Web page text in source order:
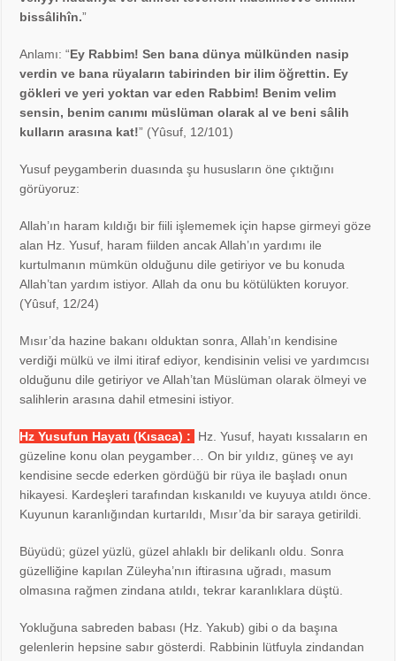
bissâlihîn.”
Anlamı: “Ey Rabbim! Sen bana dünya mülkünden nasip
verdin ve bana rüyaların tabirinden bir ilim öğrettin. Ey
gökleri ve yeri yoktan var eden Rabbim! Benim velim
sensin, benim canımı müslüman olarak al ve beni sâlih
kulların arasına kat!” (Yûsuf, 12/101)
Yusuf peygamberin duasında şu hususların öne çıktığını
görüyoruz:
Allah’ın haram kıldığı bir fiili işlememek için hapse girmeyi göze
alan Hz. Yusuf, haram fiilden ancak Allah’ın yardımı ile
kurtulmanın mümkün olduğunu dile getiriyor ve bu konuda
Allah’tan yardım istiyor.Allah da onu bu kötülükten koruyor.
(Yûsuf, 12/24)
Mısır’da hazine bakanı olduktan sonra, Allah’ın kendisine
verdiği mülkü ve ilmi itiraf ediyor, kendisinin velisi ve yardımcısı
olduğunu dile getiriyor ve Allah’tan Müslüman olarak ölmeyi ve
salihlerin arasına dahil etmesini istiyor.
Hz Yusufun Hayatı (Kısaca) :
Hz. Yusuf, hayatı kıssaların en
güzeline konu olan peygamber… On bir yıldız, güneş ve ayı
kendisine secde ederken gördüğü bir rüya ile başladı onun
hikayesi. Kardeşleri tarafından kıskanıldı ve kuyuya atıldı önce.
Kuyunun karanlığından kurtarıldı, Mısır’da bir saraya getirildi.
Büyüdü; güzel yüzlü, güzel ahlaklı bir delikanlı oldu. Sonra
güzelliğine kapılan Züleyha’nın iftirasına uğradı, masum
olmasına rağmen zindana atıldı, tekrar karanlıklara düştü.
Yokluğuna sabreden babası (Hz. Yakub) gibi o da başına
gelenlerin hepsine sabır gösterdi. Rabbinin lütfuyla zindandan